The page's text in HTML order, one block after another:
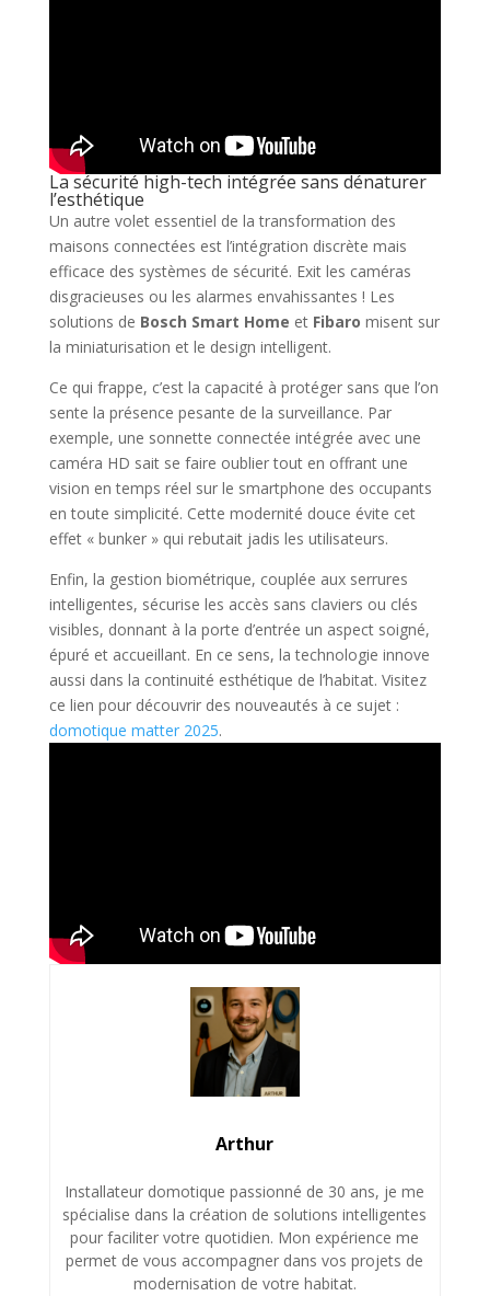
La sécurité high-tech intégrée sans dénaturer
l’esthétique
Un autre volet essentiel de la transformation des
maisons connectées est l’intégration discrète mais
efficace des systèmes de sécurité. Exit les caméras
disgracieuses ou les alarmes envahissantes ! Les
solutions de Bosch Smart Home et Fibaro misent sur
la miniaturisation et le design intelligent.
Ce qui frappe, c’est la capacité à protéger sans que l’on
sente la présence pesante de la surveillance. Par
exemple, une sonnette connectée intégrée avec une
caméra HD sait se faire oublier tout en offrant une
vision en temps réel sur le smartphone des occupants
en toute simplicité. Cette modernité douce évite cet
effet « bunker » qui rebutait jadis les utilisateurs.
Enfin, la gestion biométrique, couplée aux serrures
intelligentes, sécurise les accès sans claviers ou clés
visibles, donnant à la porte d’entrée un aspect soigné,
épuré et accueillant. En ce sens, la technologie innove
aussi dans la continuité esthétique de l’habitat. Visitez
ce lien pour découvrir des nouveautés à ce sujet :
domotique matter 2025.
Arthur
Installateur domotique passionné de 30 ans, je me
spécialise dans la création de solutions intelligentes
pour faciliter votre quotidien. Mon expérience me
permet de vous accompagner dans vos projets de
modernisation de votre habitat.